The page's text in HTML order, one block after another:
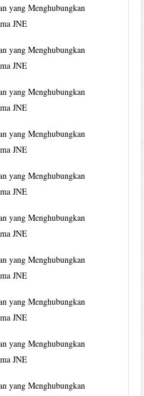
yang Menghubungkan
JNE
yang Menghubungkan
JNE
yang Menghubungkan
JNE
yang Menghubungkan
JNE
yang Menghubungkan
JNE
yang Menghubungkan
JNE
yang Menghubungkan
JNE
yang Menghubungkan
JNE
yang Menghubungkan
JNE
yang Menghubungkan